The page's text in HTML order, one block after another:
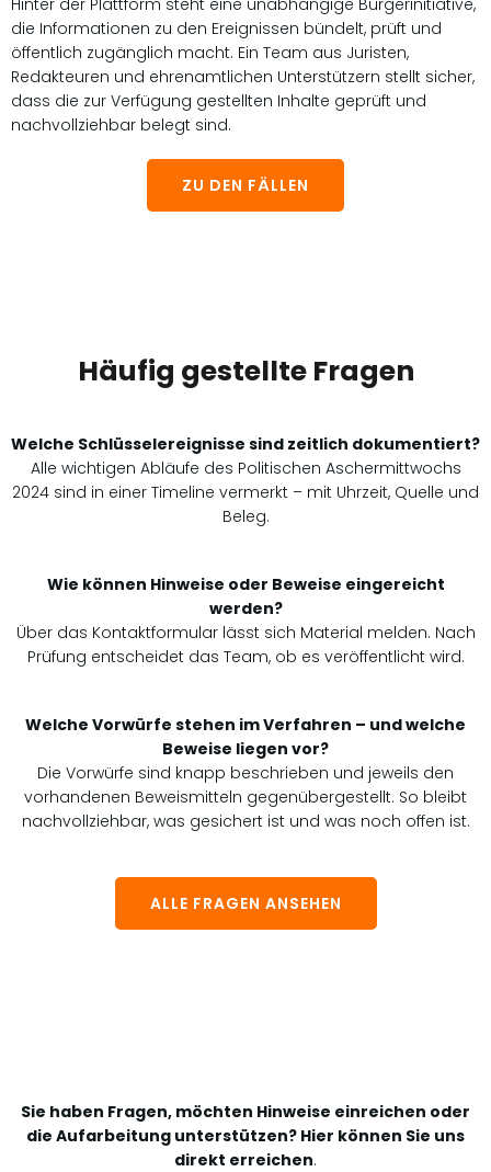
die Informationen zu den Ereignissen bündelt, prüft und
öffentlich zugänglich macht. Ein Team aus Juristen,
Redakteuren und ehrenamtlichen Unterstützern stellt sicher,
dass die zur Verfügung gestellten Inhalte geprüft und
nachvollziehbar belegt sind.
ZU DEN FÄLLEN
Häufig gestellte Fragen
Welche Schlüsselereignisse sind zeitlich dokumentiert?
Alle wichtigen Abläufe des Politischen Aschermittwochs
2024 sind in einer Timeline vermerkt – mit Uhrzeit, Quelle und
Beleg.
Wie können Hinweise oder Beweise eingereicht
werden?
Über das Kontaktformular lässt sich Material melden. Nach
Prüfung entscheidet das Team, ob es veröffentlicht wird.
Welche Vorwürfe stehen im Verfahren – und welche
Beweise liegen vor?
Die Vorwürfe sind knapp beschrieben und jeweils den
vorhandenen Beweismitteln gegenübergestellt. So bleibt
nachvollziehbar, was gesichert ist und was noch offen ist.
ALLE FRAGEN ANSEHEN
Sie haben Fragen, möchten Hinweise einreichen oder
die Aufarbeitung unterstützen? Hier können Sie uns
direkt erreichen.